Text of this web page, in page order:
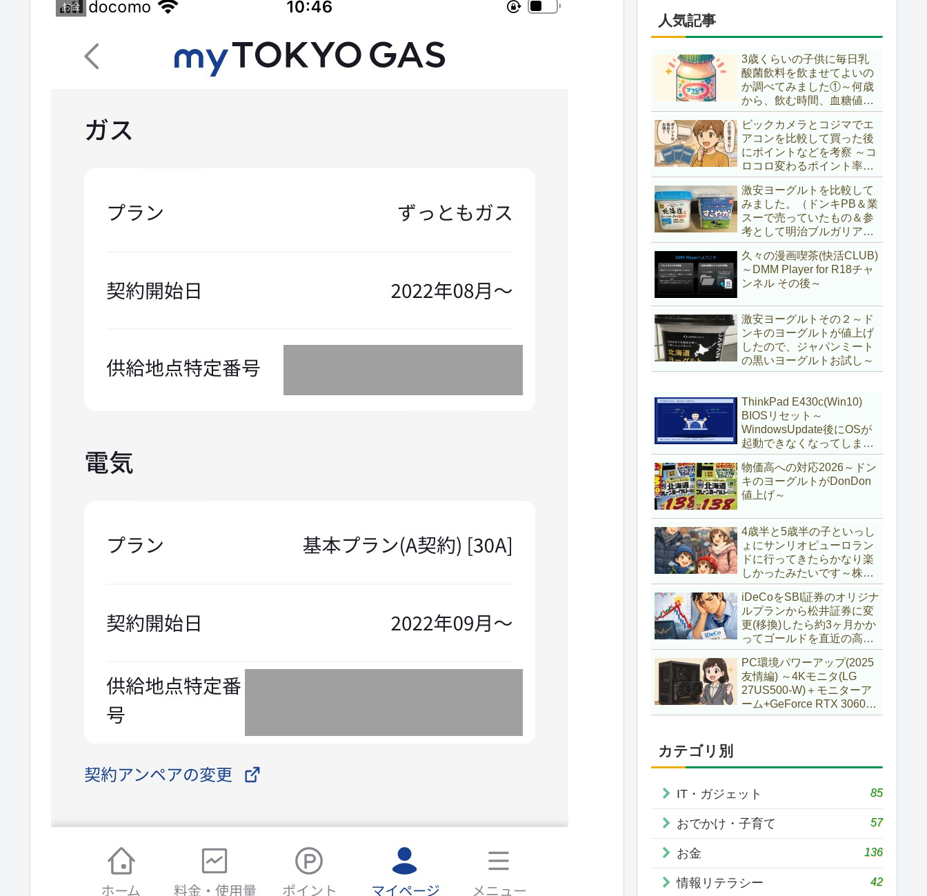
お金
人気記事
3歳くらいの子供に毎日乳
酸菌飲料を飲ませてよいの
か調べてみました①～何歳
から、飲む時間、血糖値ス
パイク～
ビックカメラとコジマでエ
アコンを比較して買った後
にポイントなどを考察 ～コ
ロコロ変わるポイント率に
注意＆株主優待券はポイン
ト率が低い時に使うべし～
激安ヨーグルトを比較して
みました。（ドンキPB＆業
スーで売っていたもの＆参
考として明治ブルガリアヨ
ーグルト)
久々の漫画喫茶(快活CLUB)
～DMM Player for R18チャ
ンネル その後～
激安ヨーグルトその２～ド
ンキのヨーグルトが値上げ
したので、ジャパンミート
の黒いヨーグルトお試し～
ThinkPad E430c(Win10)
BIOSリセット～
WindowsUpdate後にOSが
起動できなくなってしまい
復旧～
物価高への対応2026～ドン
キのヨーグルトがDonDon
値上げ～
4歳半と5歳半の子といっし
ょにサンリオピューロラン
ドに行ってきたらかなり楽
しかったみたいです～株主
優待券利用～
iDeCoをSBI証券のオリジナ
ルプランから松井証券に変
更(移換)したら約3ヶ月かか
ってゴールドを直近の高値
で購入していた話
PC環境パワーアップ(2025
友情編) ～4Kモニタ(LG
27US500-W)＋モニターア
ーム+GeForce RTX 3060Ti
VENTUS 2X 8G OCV1
カテゴリ別
IT・ガジェット 85
おでかけ・子育て 57
お金 136
情報リテラシー 42